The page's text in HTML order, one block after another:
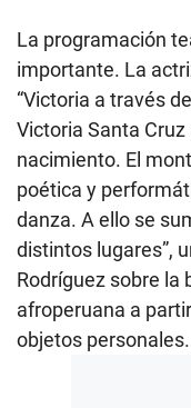
La programación
importante. La
“Victoria a través
Victoria Santa
nacimiento. El
poética y
danza. A ello se
distintos lugares”,
Rodríguez sobre la
afroperuana a
objetos personales.